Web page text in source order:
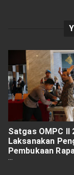
Satgas OMPC II
Laksanakan
Pembukaan
Rekapitulasi